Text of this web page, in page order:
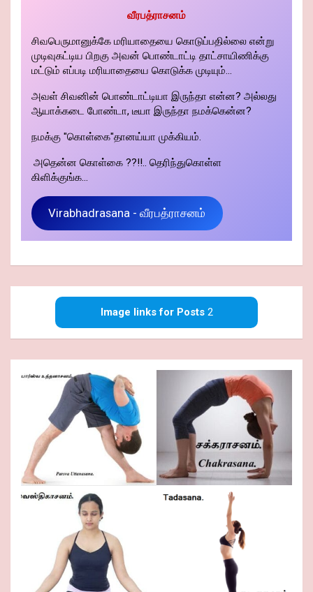
வீரபத்ராசனம்
சிவபெருமானுக்கே மரியாதையை கொடுப்பதில்லை என்று
முடிவுகட்டிய பிறகு அவன் பொண்டாட்டி தாட்சாயிணிக்கு
மட்டும் எப்படி மரியாதையை கொடுக்க முடியும்...
அவள் சிவனின் பொண்டாட்டியா இருந்தா என்ன? அல்லது
ஆயாக்கடை போண்டா, டீயா இருந்தா நமக்கென்ன?
நமக்கு "கொள்கை"தானய்யா முக்கியம்.
அதென்ன கொள்கை ??!!.. தெரிந்துகொள்ள
கிளிக்குங்க...
Virabhadrasana - வீரபத்ராசனம்
Image links for Posts2